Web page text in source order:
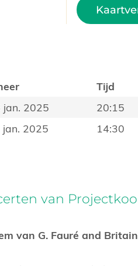
Tijd
jan. 2025
20:15
jan. 2025
14:30
van
van G. Fauré and